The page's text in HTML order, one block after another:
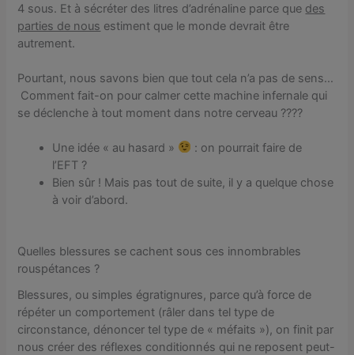
4 sous. Et à sécréter des litres d’adrénaline parce que des
parties de nous estiment que le monde devrait être
autrement.
Pourtant, nous savons bien que tout cela n’a pas de sens…
Comment fait-on pour calmer cette machine infernale qui
se déclenche à tout moment dans notre cerveau ????
Une idée « au hasard »
: on pourrait faire de
l’EFT ?
Bien sûr ! Mais pas tout de suite, il y a quelque chose
à voir d’abord.
Quelles blessures se cachent sous ces innombrables
rouspétances ?
Blessures, ou simples égratignures, parce qu’à force de
répéter un comportement (râler dans tel type de
circonstance, dénoncer tel type de « méfaits »), on finit par
nous créer des réflexes conditionnés qui ne reposent peut-